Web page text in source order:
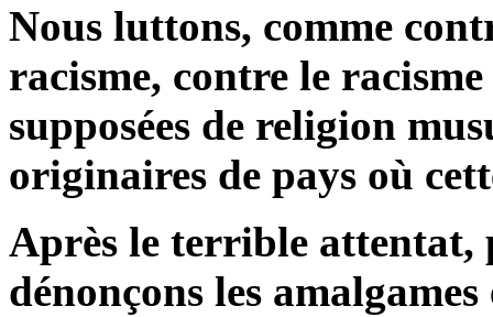
Nous luttons, comme
racisme, contre le
supposées de religion
originaires de pays où
Après le terrible attentat,
dénonçons les